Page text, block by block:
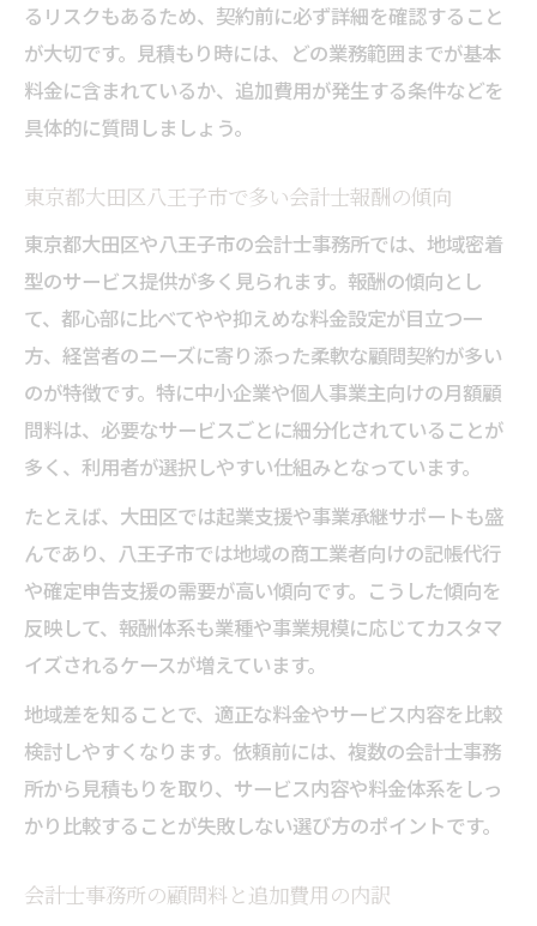
ダメな会計士事務所の特徴と見抜き方
丸投げ依頼時に発生する費用への注意
地域密着型会計士事務所が支持される理由
地元経営者が選ぶ会計士報酬体系の魅力
会計士事務所の安心感と細やかな対応力
地元情報に精通した会計士事務所の利点
報酬体系の柔軟さと相談しやすさの理由
報酬体系を通じて得られる経営サポートの実際
会計士事務所による経営サポート事例紹介
報酬体系が経営戦略に及ぼす具体的効果
会計士事務所の提供する付加価値サービス
経営課題解決に役立つ会計士報酬体系の特
徴
会計士事務所のサポート内容と費用対効果
るリスクもあるため、契約前に必ず詳細を確認すること
が大切です。見積もり時には、どの業務範囲までが基本
料金に含まれているか、追加費用が発生する条件などを
具体的に質問しましょう。
東京都大田区八王子市で多い会計士報酬の傾向
東京都大田区や八王子市の会計士事務所では、地域密着
型のサービス提供が多く見られます。報酬の傾向とし
て、都心部に比べてやや抑えめな料金設定が目立つ一
方、経営者のニーズに寄り添った柔軟な顧問契約が多い
のが特徴です。特に中小企業や個人事業主向けの月額顧
問料は、必要なサービスごとに細分化されていることが
多く、利用者が選択しやすい仕組みとなっています。
たとえば、大田区では起業支援や事業承継サポートも盛
んであり、八王子市では地域の商工業者向けの記帳代行
や確定申告支援の需要が高い傾向です。こうした傾向を
反映して、報酬体系も業種や事業規模に応じてカスタマ
イズされるケースが増えています。
地域差を知ることで、適正な料金やサービス内容を比較
検討しやすくなります。依頼前には、複数の会計士事務
所から見積もりを取り、サービス内容や料金体系をしっ
かり比較することが失敗しない選び方のポイントです。
会計士事務所の顧問料と追加費用の内訳